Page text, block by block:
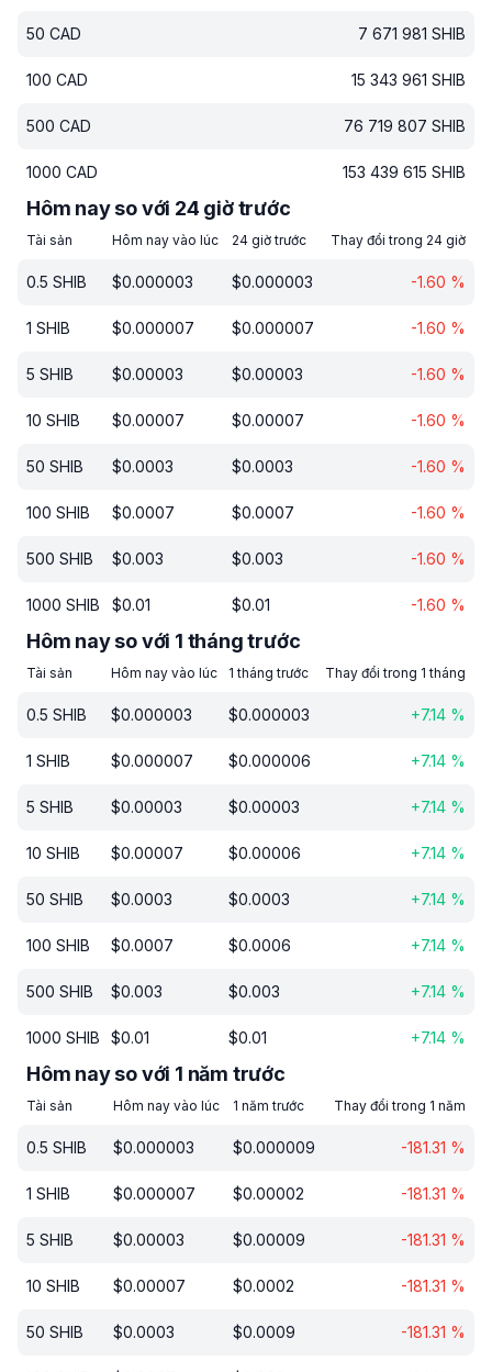
50 CAD 7 671 981 SHIB
100 CAD 15 343 961 SHIB
500 CAD 76 719 807 SHIB
1000 CAD 153 439 615 SHIB
Hôm nay so với 24 giờ trước
Tài sản Hôm nay vào lúc 24 giờ trước Thay đổi trong 24 giờ
0.5 SHIB $0.000003 $0.000003 -1.60 %
1 SHIB $0.000007 $0.000007 -1.60 %
5 SHIB $0.00003 $0.00003 -1.60 %
10 SHIB $0.00007 $0.00007 -1.60 %
50 SHIB $0.0003 $0.0003 -1.60 %
100 SHIB $0.0007 $0.0007 -1.60 %
500 SHIB $0.003 $0.003 -1.60 %
1000 SHIB $0.01 $0.01 -1.60 %
Hôm nay so với 1 tháng trước
Tài sản Hôm nay vào lúc 1 tháng trước Thay đổi trong 1 tháng
0.5 SHIB $0.000003 $0.000003 +7.14 %
1 SHIB $0.000007 $0.000006 +7.14 %
5 SHIB $0.00003 $0.00003 +7.14 %
10 SHIB $0.00007 $0.00006 +7.14 %
50 SHIB $0.0003 $0.0003 +7.14 %
100 SHIB $0.0007 $0.0006 +7.14 %
500 SHIB $0.003 $0.003 +7.14 %
1000 SHIB $0.01 $0.01 +7.14 %
Hôm nay so với 1 năm trước
Tài sản Hôm nay vào lúc 1 năm trước Thay đổi trong 1 năm
0.5 SHIB $0.000003 $0.000009 -181.31 %
1 SHIB $0.000007 $0.00002 -181.31 %
5 SHIB $0.00003 $0.00009 -181.31 %
10 SHIB $0.00007 $0.0002 -181.31 %
50 SHIB $0.0003 $0.0009 -181.31 %